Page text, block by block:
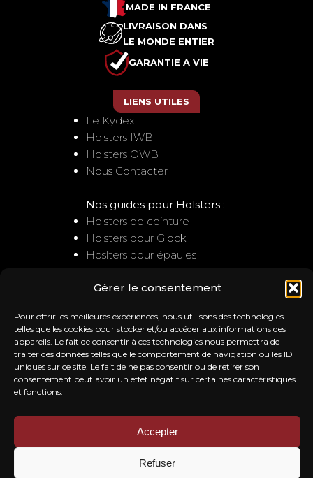
Gérer le consentement
Pour offrir les meilleures expériences, nous utilisons des technologies
telles que les cookies pour stocker et/ou accéder aux informations des
appareils. Le fait de consentir à ces technologies nous permettra de
traiter des données telles que le comportement de navigation ou les ID
uniques sur ce site. Le fait de ne pas consentir ou de retirer son
consentement peut avoir un effet négatif sur certaines caractéristiques
et fonctions.
Accepter
Refuser
MADE IN FRANCE
LIVRAISON DANS
LE MONDE ENTIER
GARANTIE A VIE
LIENS UTILES
Le Kydex
Holsters IWB
Holsters OWB
Nous Contacter
Nos guides pour Holsters :
Holsters de ceinture
Holsters pour Glock
Hoslters pour épaules
NOUS CONTACTER
Service client
: contact@trb-holsters.com
Notre Atelier
20A la ferme de l'ile
28260 SAUSSAY
NOS AVIS